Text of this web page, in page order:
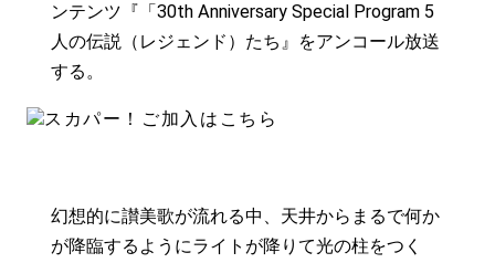
ンテンツ『「30th Anniversary Special Program 5
人の伝説（レジェンド）たち』をアンコール放送
する。
幻想的に讃美歌が流れる中、天井からまるで何か
が降臨するようにライトが降りて光の柱をつく